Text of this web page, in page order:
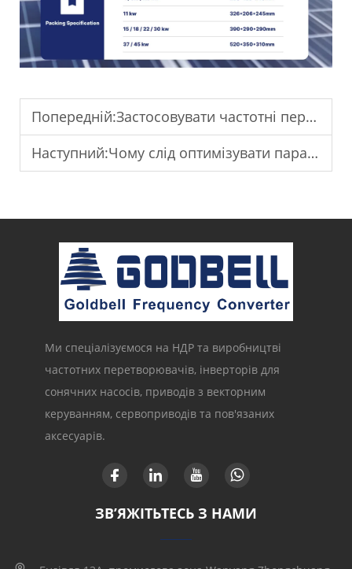
Попередній:Застосовувати частотні перетворювачі змінної частоти для регулювання температури в країнах Близького Сходу.
Наступний:Чому слід оптимізувати параметри частотного перетворювача (VFD)?
Ми спеціалізуємося на НДР та виробництві
частотних перетворювачів, інверторів для
сонячних насосів, приводів з векторним
керуванням, сервоприводів та пов'язаних
аксесуарів.
ЗВ’ЯЖІТЬТЕСЬ З НАМИ